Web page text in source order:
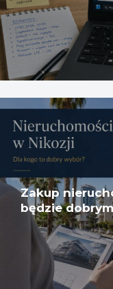
Zakup
będzie